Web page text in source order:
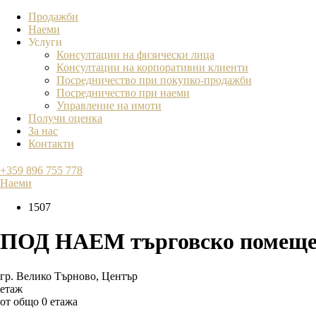
Продажби
Наеми
Услуги
Консултации на физически лица
Консултации на корпоративни клиенти
Посредничество при покупко-продажби
Посредничество при наеми
Управление на имоти
Получи оценка
За нас
Контакти
+359 896 755 778
Наеми
1507
ПОД НАЕМ търговско
гр. Велико Търново, Център
етаж
от общо 0 етажа